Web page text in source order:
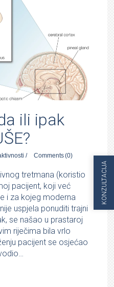
ili ipak
/ Comments(0)
tretmana (koristio
pacijent, koji već
i za kojeg moderna
uspjela ponuditi trajni
se našao u prastaroj
riječima bila vrlo
pacijent se osjećao
KONZULTACIJA